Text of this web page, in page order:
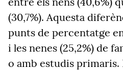
(30,7%). Aquesta
punts de percentatge
i les nenes (25,2%) de
o amb estudis primaris.